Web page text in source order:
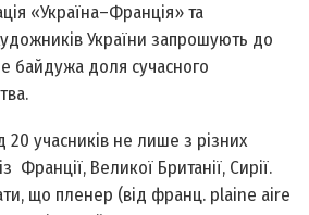
«Україна–Франція» та
України запрошують до
байдужа доля сучасного
учасників не лише з різних
Франції, Великої Британії, Сирії.
що пленер (від франц. plainе aire